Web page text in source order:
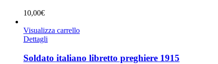
10,00€
Visualizza carrello
Dettagli
Soldato italiano libretto preghiere 1915